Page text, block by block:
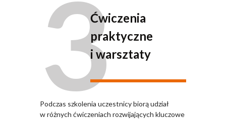
3Ćwiczenia
praktyczne
i warsztaty
Podczas szkolenia uczestnicy biorą udział
w różnych ćwiczeniach rozwijających kluczowe